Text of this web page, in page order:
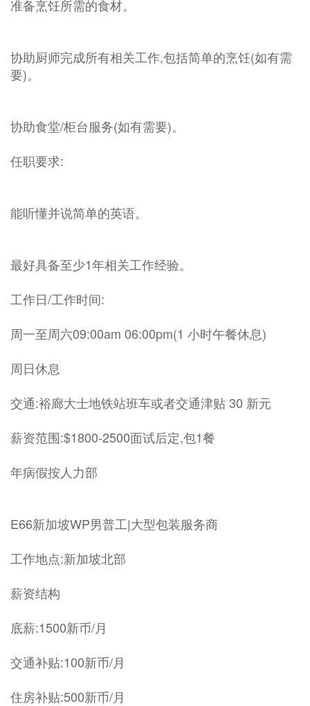
准备烹饪所需的食材。
协助厨师完成所有相关工作,包括简单的烹饪(如有需
要)。
协助食堂/柜台服务(如有需要)。
任职要求:
能听懂并说简单的英语。
最好具备至少1年相关工作经验。
工作日/工作时间:
周一至周六09:00am 06:00pm(1 小时午餐休息)
周日休息
交通:裕廊大士地铁站班车或者交通津贴 30 新元
薪资范围:$1800-2500面试后定,包1餐
年病假按人力部
E66新加坡WP男普工|大型包装服务商
工作地点:新加坡北部
薪资结构
底薪:1500新币/月
交通补贴:100新币/月
住房补贴:500新币/月